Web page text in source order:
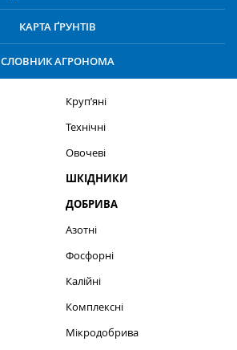
КАРТА ҐРУНТІВ
СЛОВНИК АГРОНОМА
Круп’яні
Технічні
Овочеві
ШКІДНИКИ
ДОБРИВА
Азотні
Фосфорні
Калійні
Комплексні
Мікродобрива